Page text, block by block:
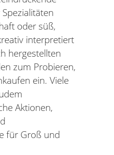
oder süß,
interpretiert
hergestellten
zum Probieren,
ein. Viele
Aktionen,
für Groß und